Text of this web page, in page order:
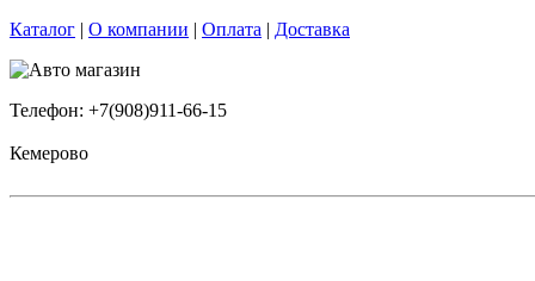
Каталог | О компании | Оплата | Доставка
Телефон: +7(908)911-66-15
Кемерово